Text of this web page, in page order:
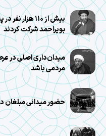
بیش از ۱۱۰
بویراحمد شرکت کردند
میدان‌داری اصلی در
مردمی باشد
حضور میدانی مبلغان